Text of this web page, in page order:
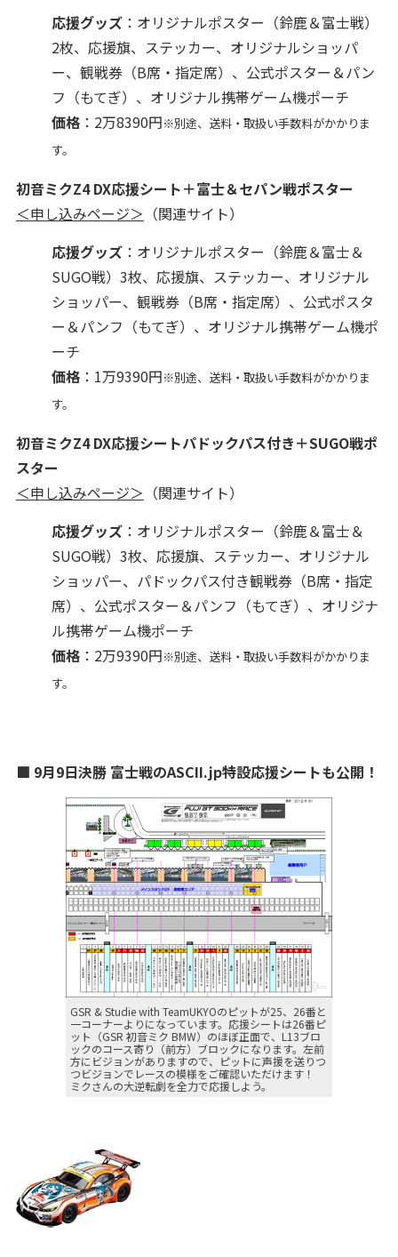
応援グッズ：オリジナルポスター（鈴鹿＆富士戦）
2枚、応援旗、ステッカー、オリジナルショッパ
ー、観戦券（B席・指定席）、公式ポスター＆パン
フ（もてぎ）、オリジナル携帯ゲーム機ポーチ
価格：2万8390円※別途、送料・取扱い手数料がかかりま
す。
初音ミクZ4 DX応援シート＋富士＆セパン戦ポスター
＜申し込みページ＞ （関連サイト）
応援グッズ：オリジナルポスター（鈴鹿＆富士＆
SUGO戦）3枚、応援旗、ステッカー、オリジナル
ショッパー、観戦券（B席・指定席）、公式ポスタ
ー＆パンフ（もてぎ）、オリジナル携帯ゲーム機ポ
ーチ
価格：1万9390円※別途、送料・取扱い手数料がかかりま
す。
初音ミクZ4 DX応援シートパドックパス付き＋SUGO戦ポ
スター
＜申し込みページ＞ （関連サイト）
応援グッズ：オリジナルポスター（鈴鹿＆富士＆
SUGO戦）3枚、応援旗、ステッカー、オリジナル
ショッパー、パドックパス付き観戦券（B席・指定
席）、公式ポスター＆パンフ（もてぎ）、オリジナ
ル携帯ゲーム機ポーチ
価格：2万9390円※別途、送料・取扱い手数料がかかりま
す。
■ 9月9日決勝 富士戦のASCII.jp特設応援シートも公開！
GSR & Studie with TeamUKYOのピットが25、26番と
一コーナーよりになっています。応援シートは26番ピ
ット（GSR 初音ミク BMW）のほぼ正面で、L13ブロ
ックのコース寄り（前方）ブロックになります。左前
方にビジョンがありますので、ピットに声援を送りつ
つビジョンでレースの模様をご確認いただけます！
ミクさんの大逆転劇を全力で応援しよう。